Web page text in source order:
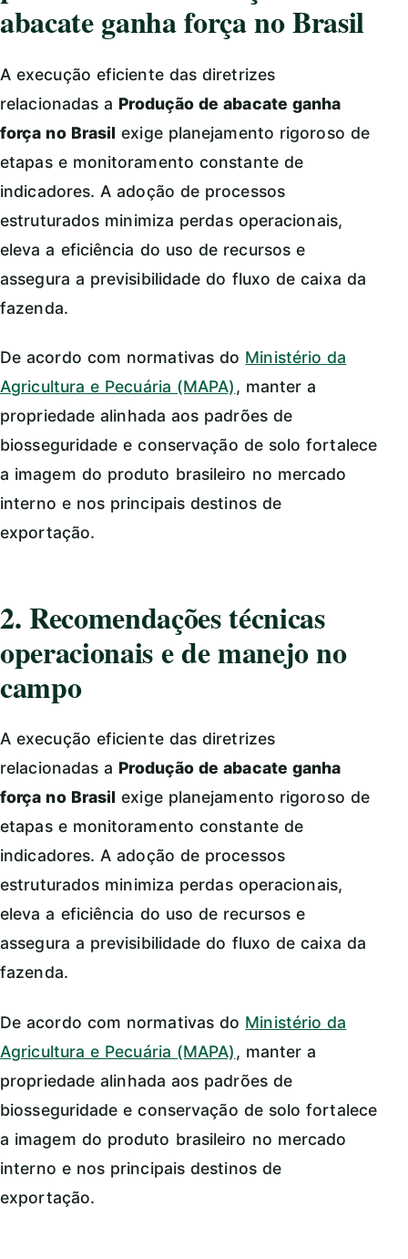
abacate ganha força no Brasil
A execução eficiente das diretrizes
relacionadas a Produção de abacate ganha
força no Brasil exige planejamento rigoroso de
etapas e monitoramento constante de
indicadores. A adoção de processos
estruturados minimiza perdas operacionais,
eleva a eficiência do uso de recursos e
assegura a previsibilidade do fluxo de caixa da
fazenda.
De acordo com normativas do Ministério da
Agricultura e Pecuária (MAPA), manter a
propriedade alinhada aos padrões de
biosseguridade e conservação de solo fortalece
a imagem do produto brasileiro no mercado
interno e nos principais destinos de
exportação.
2. Recomendações técnicas
operacionais e de manejo no
campo
A execução eficiente das diretrizes
relacionadas a Produção de abacate ganha
força no Brasil exige planejamento rigoroso de
etapas e monitoramento constante de
indicadores. A adoção de processos
estruturados minimiza perdas operacionais,
eleva a eficiência do uso de recursos e
assegura a previsibilidade do fluxo de caixa da
fazenda.
De acordo com normativas do Ministério da
Agricultura e Pecuária (MAPA), manter a
propriedade alinhada aos padrões de
biosseguridade e conservação de solo fortalece
a imagem do produto brasileiro no mercado
interno e nos principais destinos de
exportação.